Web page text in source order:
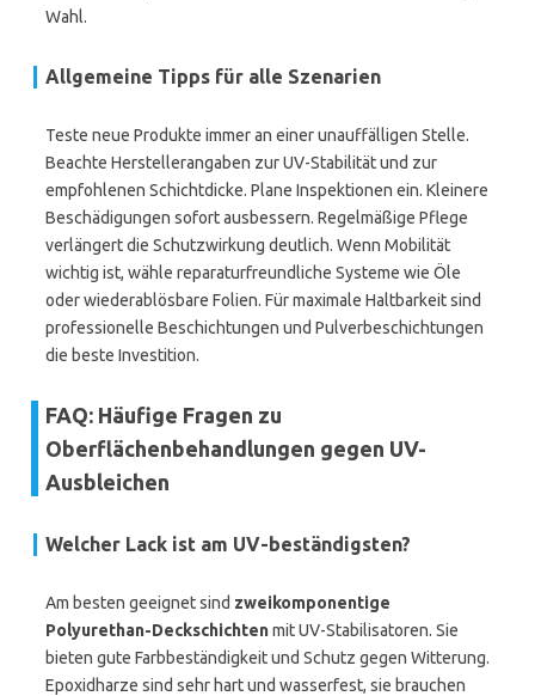
Wahl.
Allgemeine Tipps für alle Szenarien
Teste neue Produkte immer an einer unauffälligen Stelle.
Beachte Herstellerangaben zur UV-Stabilität und zur
empfohlenen Schichtdicke. Plane Inspektionen ein. Kleinere
Beschädigungen sofort ausbessern. Regelmäßige Pflege
verlängert die Schutzwirkung deutlich. Wenn Mobilität
wichtig ist, wähle reparaturfreundliche Systeme wie Öle
oder wiederablösbare Folien. Für maximale Haltbarkeit sind
professionelle Beschichtungen und Pulverbeschichtungen
die beste Investition.
FAQ: Häufige Fragen zu
Oberflächenbehandlungen gegen UV-
Ausbleichen
Welcher Lack ist am UV-beständigsten?
Am besten geeignet sind zweikomponentige
Polyurethan-Deckschichtenmit UV-Stabilisatoren. Sie
bieten gute Farbbeständigkeit und Schutz gegen Witterung.
Epoxidharze sind sehr hart und wasserfest, sie brauchen